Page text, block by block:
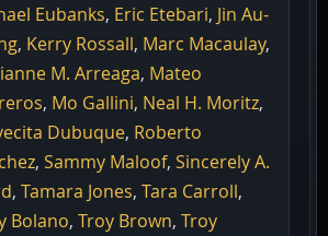
Eubanks, Eric Etebari, Jin Au-
, Kerry Rossall, Marc Macaulay,
M. Arreaga, Mateo
, Mo Gallini, Neal H. Moritz,
Dubuque, Roberto
, Sammy Maloof, Sincerely A.
, Tamara Jones, Tara Carroll,
Bolano, Troy Brown, Troy